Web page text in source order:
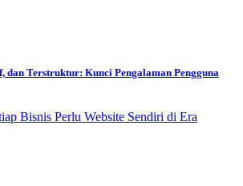
dan Terstruktur: Kunci Pengalaman Pengguna